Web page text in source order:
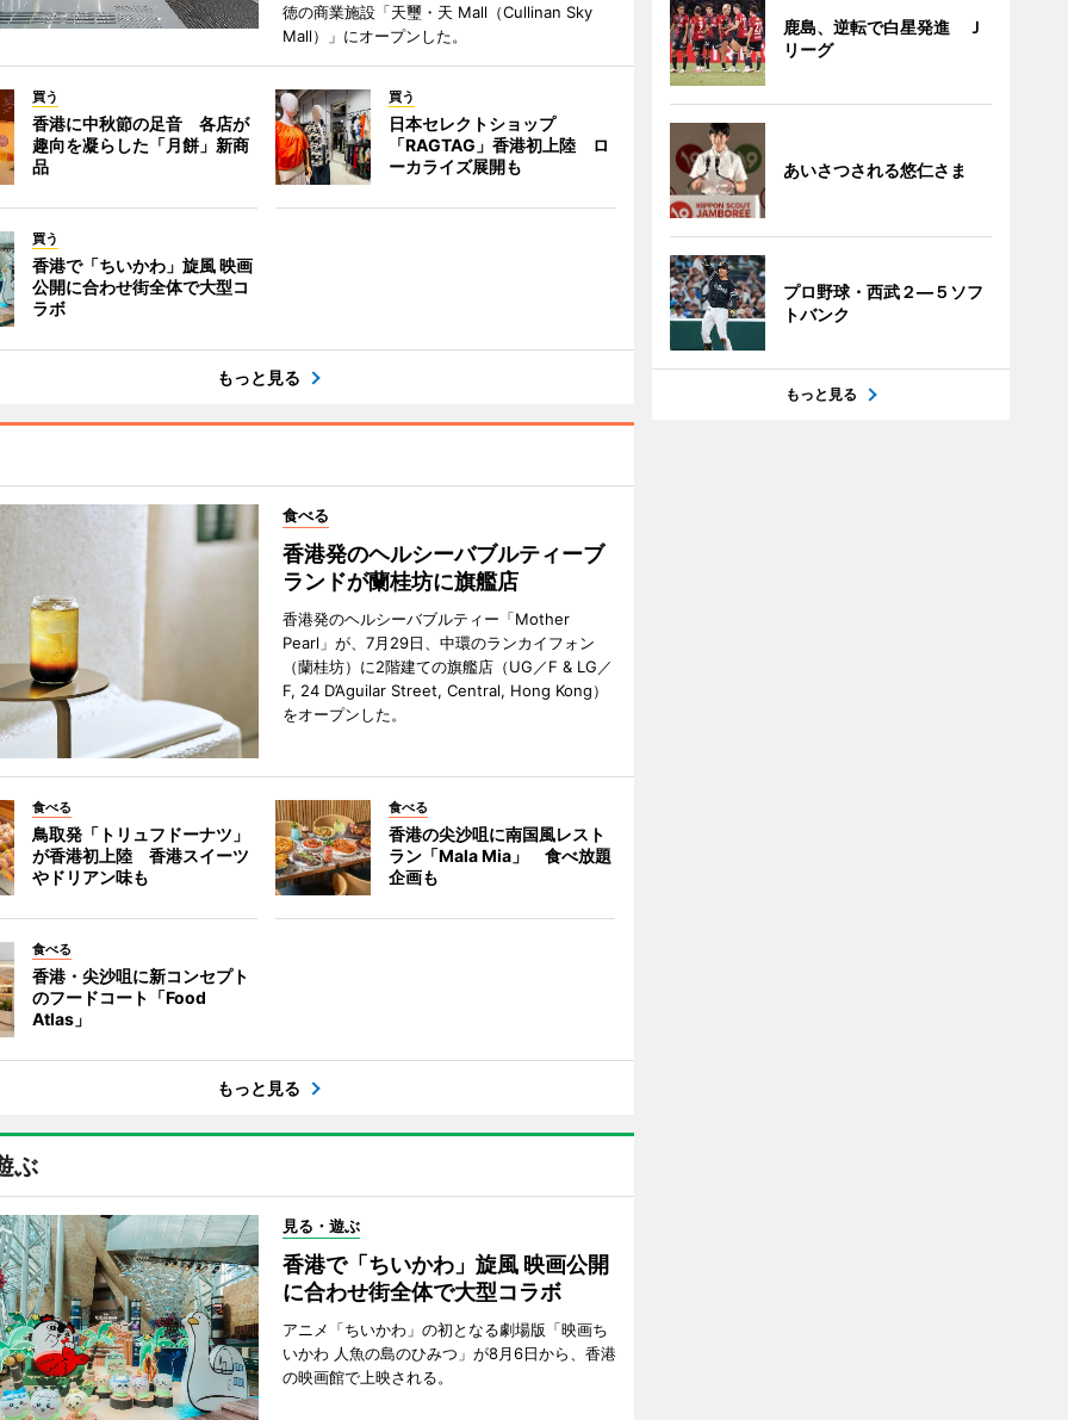
徳の商業施設「天璽・天 Mall（Cullinan Sky
Mall）」にオープンした。
買う
香港に中秋節の足音 各店が
趣向を凝らした「月餅」新商
品
買う
日本セレクトショップ
「RAGTAG」香港初上陸 ロ
ーカライズ展開も
買う
香港で「ちいかわ」旋風 映画
公開に合わせ街全体で大型コ
ラボ
もっと見る
食べる
香港発のヘルシーバブルティーブ
ランドが蘭桂坊に旗艦店
香港発のヘルシーバブルティー「Mother
Pearl」が、7月29日、中環のランカイフォン
（蘭桂坊）に2階建ての旗艦店（UG／F & LG／
F, 24 D’Aguilar Street, Central, Hong Kong）
をオープンした。
食べる
鳥取発「トリュフドーナツ」
が香港初上陸 香港スイーツ
やドリアン味も
食べる
香港の尖沙咀に南国風レスト
ラン「Mala Mia」 食べ放題
企画も
食べる
香港・尖沙咀に新コンセプト
のフードコート「Food
Atlas」
もっと見る
ぶ
見る・遊ぶ
香港で「ちいかわ」旋風 映画公開
に合わせ街全体で大型コラボ
アニメ「ちいかわ」の初となる劇場版「映画ち
いかわ 人魚の島のひみつ」が8月6日から、香港
の映画館で上映される。
鹿島、逆転で白星発進 Ｊ
リーグ
あいさつされる悠仁さま
プロ野球・西武２―５ソフ
トバンク
もっと見る